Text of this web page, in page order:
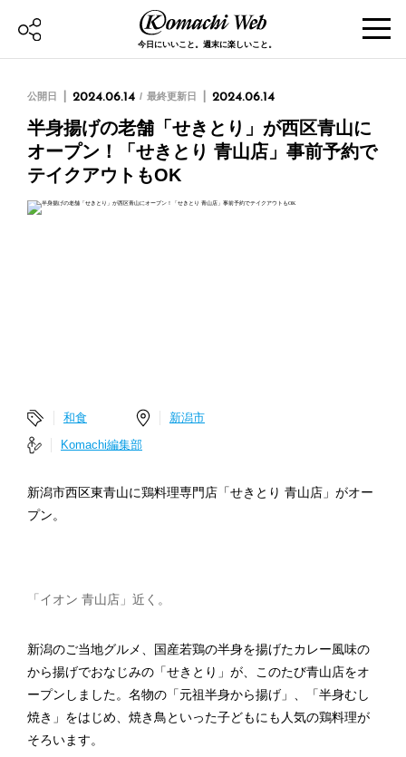
今日にいいこと。週末に楽しいこと。
公開日 2024.06.14 最終更新日 2024.06.14
半身揚げの老舗「せきとり」が西区青山に
オープン！「せきとり 青山店」事前予約で
テイクアウトもOK
和食
新潟市
Komachi編集部
新潟市西区東青山に鶏料理専門店「せきとり 青山店」がオー
プン。
「イオン 青山店」近く。
新潟のご当地グルメ、国産若鶏の半身を揚げたカレー風味の
から揚げでおなじみの「せきとり」が、このたび青山店をオ
ープンしました。名物の「元祖半身から揚げ」、「半身むし
焼き」をはじめ、焼き鳥といった子どもにも人気の鶏料理が
そろいます。